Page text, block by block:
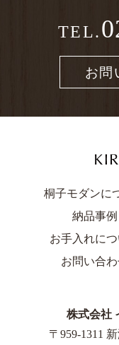
TEL.
お問
桐子モダンに
納品事例
お手入れにつ
お問い合
株式会社
〒959-1311